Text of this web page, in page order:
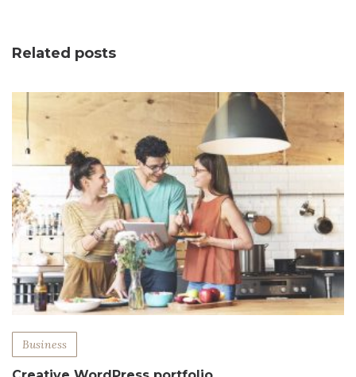
Related posts
Business